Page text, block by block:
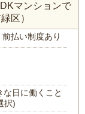
マンションで
区）
払い制度あり
日に働くこと
択)